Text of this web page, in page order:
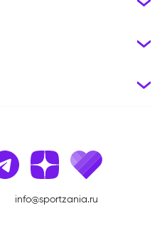
info@sportzania.ru